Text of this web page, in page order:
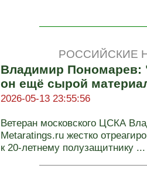
РОССИЙСКИЕ
Владимир Пономарев:
он ещё сырой
2026-05-13 23:55:56
Ветеран московского ЦСКА
Metaratings.ru жестко
к 20-летнему полузащитнику ...